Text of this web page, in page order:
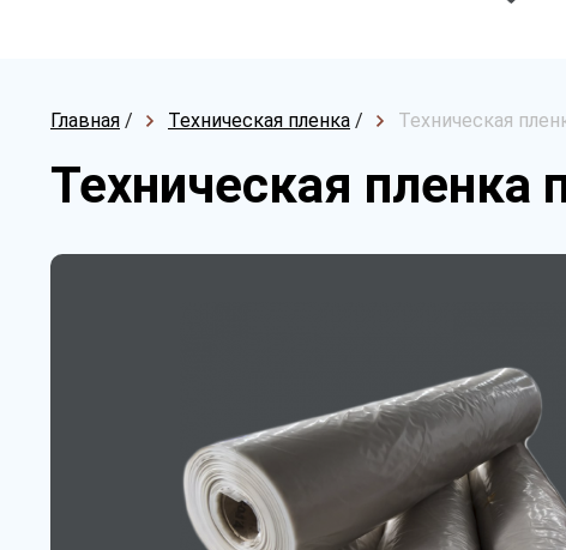
Главная / Техническая пленка / Техническая
Техническая пленка